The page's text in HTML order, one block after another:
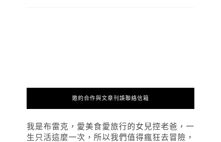
邀約合作與文章刊誤聯絡信箱
我是布雷克，愛美食愛旅行的女兒控老爸，一
生只活這麼一次，所以我們值得瘋狂去冒險，